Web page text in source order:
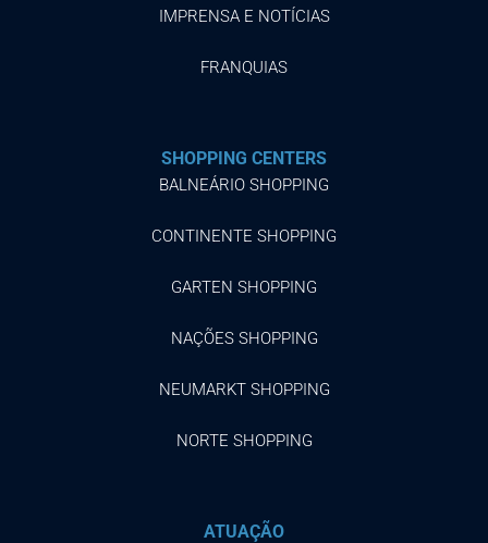
IMPRENSA E NOTÍCIAS
FRANQUIAS
SHOPPING CENTERS
BALNEÁRIO SHOPPING
CONTINENTE SHOPPING
GARTEN SHOPPING
NAÇÕES SHOPPING
NEUMARKT SHOPPING
NORTE SHOPPING
ATUAÇÃO